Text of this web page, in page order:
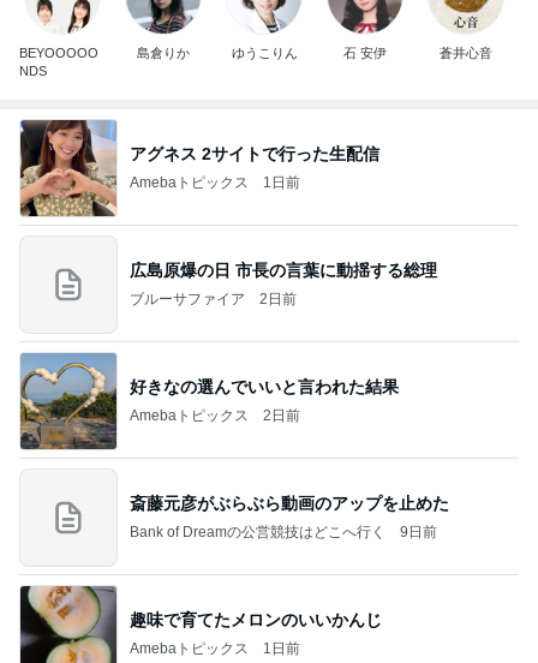
BEYOOOOO
NDS
島倉りか ゆうこりん 石 安伊 蒼井心音
アグネス 2サイトで行った生配信
Amebaトピックス 1日前
広島原爆の日 市長の言葉に動揺する総理
ブルーサファイア 2日前
好きなの選んでいいと言われた結果
Amebaトピックス 2日前
斎藤元彦がぶらぶら動画のアップを止めた
Bank of Dreamの公営競技はどこへ行く 9日前
趣味で育てたメロンのいいかんじ
Amebaトピックス 1日前